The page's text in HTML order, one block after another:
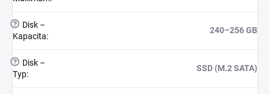
?
Disk –
Kapacita:
240–256 GB
?
Disk –
Typ:
SSD (M.2 SATA)